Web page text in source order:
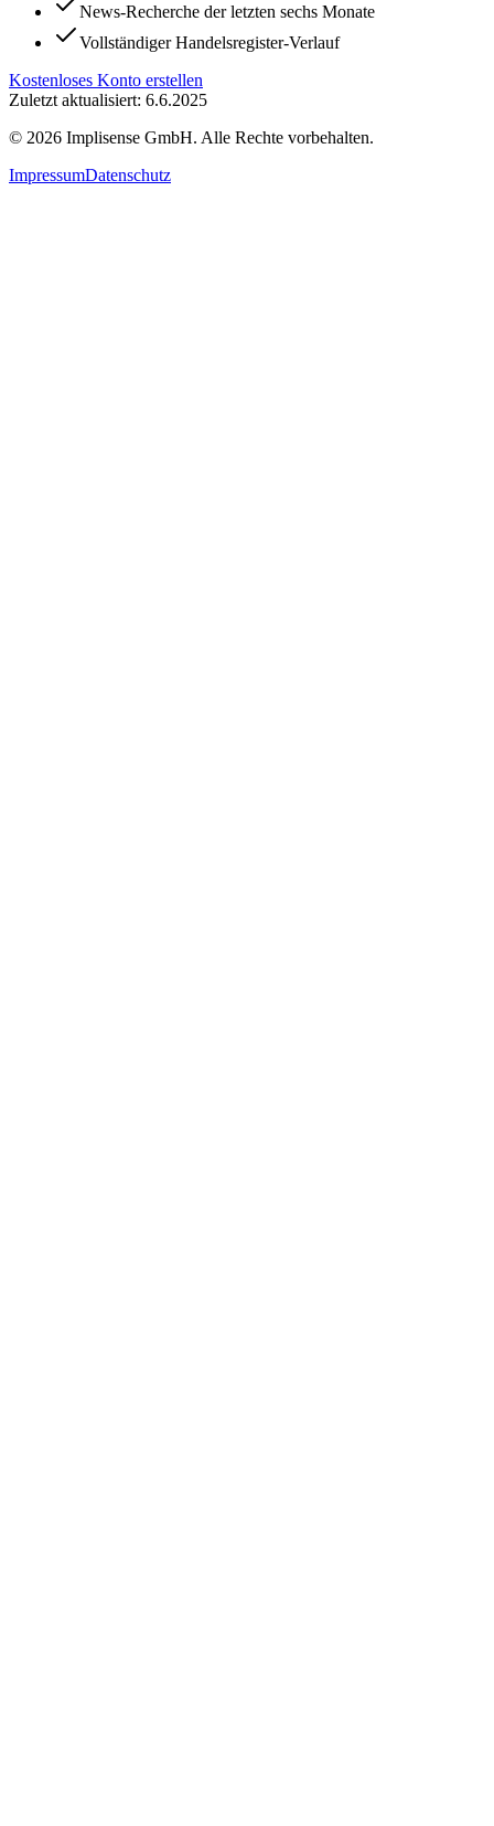
News-Recherche der letzten sechs Monate
Vollständiger Handelsregister-Verlauf
Kostenloses Konto erstellen
Zuletzt aktualisiert: 6.6.2025
© 2026 Implisense GmbH. Alle Rechte vorbehalten.
ImpressumDatenschutz